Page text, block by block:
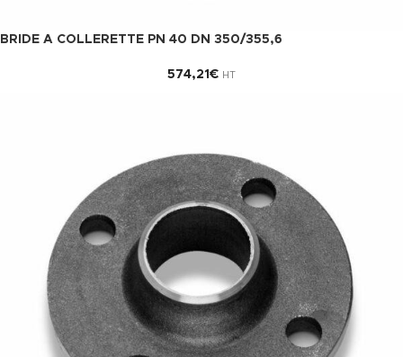
BRIDE A COLLERETTE PN 40 DN 350/355,6
574,21 € HT